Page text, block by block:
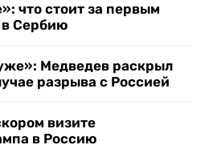
что стоит за первым
в Сербию
Медведев раскрыл
разрыва с Россией
визите
в Россию